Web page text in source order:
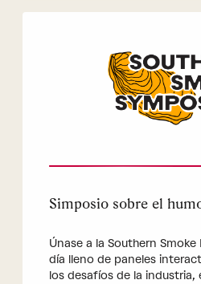
Simposio sobre el
Únase a la Southern
día lleno de paneles
los desafíos de la industria,